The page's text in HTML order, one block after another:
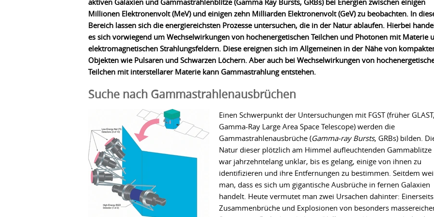
aktiven Galaxien und Gammastrahlenblitze (Gamma Ray Bursts, GRBs) bei Energien zwischen einigen
Millionen Elektronenvolt (MeV) und einigen zehn Milliarden Elektronenvolt (GeV) zu beobachten. In
Bereich lassen sich die energiereichsten Prozesse untersuchen, die in der Natur ablaufen. Hierbei
es sich vorwiegend um Wechselwirkungen von hochenergetischen Teilchen und Photonen mit Materie
elektromagnetischen Strahlungsfeldern. Diese ereignen sich im Allgemeinen in der Nähe von
Objekten wie Pulsaren und Schwarzen Löchern. Aber auch bei Wechselwirkungen von
Teilchen mit interstellarer Materie kann Gammastrahlung entstehen.
Suche nach Gammastrahlenausbrüchen
Einen Schwerpunkt der Untersuchungen mit FGST (früher GLAST,
Gamma-Ray Large Area Space Telescope) werden die
Gammastrahlenausbrüche (Gamma-ray Bursts, GRBs) bilden.
Natur dieser plötzlich am Himmel aufleuchtenden Gammablitze
war jahrzehntelang unklar, bis es gelang, einige von ihnen zu
identifizieren und ihre Entfernungen zu bestimmen. Seitdem
man, dass es sich um gigantische Ausbrüche in fernen Galaxien
handelt. Heute vermutet man zwei Ursachen dahinter: Einerseits
Zusammenbrüche und Explosionen von besonders